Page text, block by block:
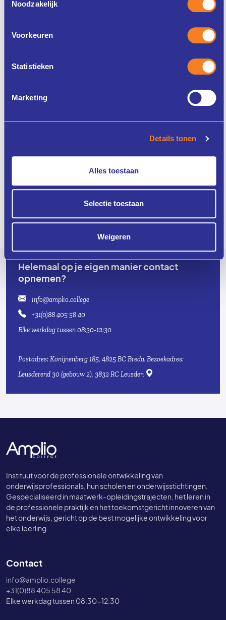
Noodzakelijk
Voorkeuren
Statistieken
Marketing
Details tonen
Alles toestaan
Selectie toestaan
Weigeren
Helemaal op je eigen manier contact
opnemen?
info@amplio.college
+31(0)88 405 58 40
Elke werkdag tussen 08:30-12:30
Postadres: Konijnenberg 185, 4825 BC Breda.Bezoekadres:
Leusderend 30 (gebouw 2), 3832 RC Leusden
Instituut voor de professionele ontwikkeling van
onderwijsprofessionals, hun scholen en onderwijsstichtingen.
Gespecialiseerd in maatwerk-opleidingstrajecten, het leren in
de professionele praktijk en het toekomstgericht innoveren van
het onderwijs, gericht op de best mogelijke ontwikkeling voor
elke leerling.
Contact
info@amplio.college
+31(0)88 405 58 40
Elke werkdag tussen 08:30-12:30